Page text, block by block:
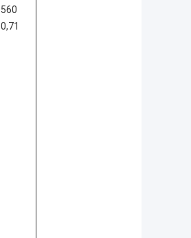
560
0,71